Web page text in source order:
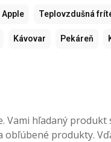
Apple Teplovzdušná
Kávovar Pekáreň
Vami hľadaný
obľúbené produkty.